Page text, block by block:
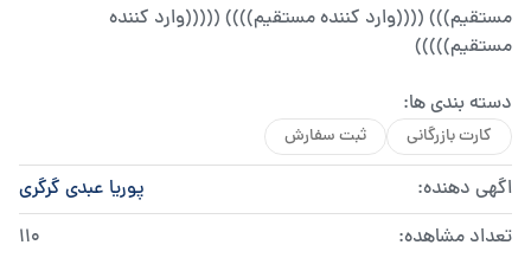
مستقیم))) ((((وارد کننده مستقیم)))) (((((وارد کننده
مستقیم)))))
دسته بندی ها:
کارت بازرگانی ثبت سفارش
اگهی دهنده:
پوریا عبدی گرگری
تعداد مشاهده:
110